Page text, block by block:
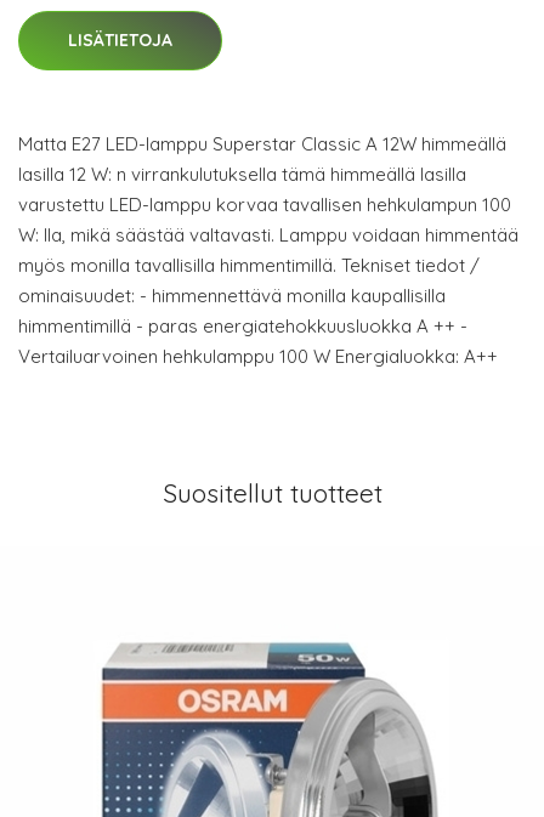
LISÄTIETOJA
Matta E27 LED-lamppu Superstar Classic A 12W himmeällä
lasilla 12 W: n virrankulutuksella tämä himmeällä lasilla
varustettu LED-lamppu korvaa tavallisen hehkulampun 100
W: lla, mikä säästää valtavasti. Lamppu voidaan himmentää
myös monilla tavallisilla himmentimillä. Tekniset tiedot /
ominaisuudet: - himmennettävä monilla kaupallisilla
himmentimillä - paras energiatehokkuusluokka A ++ -
Vertailuarvoinen hehkulamppu 100 W Energialuokka: A++
Suositellut tuotteet